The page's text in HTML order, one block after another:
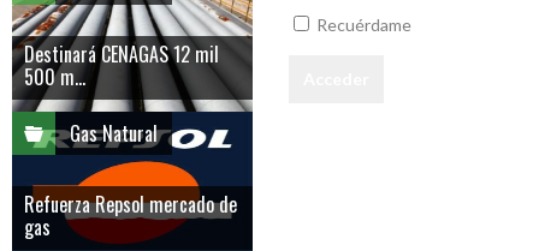
Recuérdame
Destinará CENAGAS 12 mil
500 m...
Gas Natural
Refuerza Repsol mercado de
gas